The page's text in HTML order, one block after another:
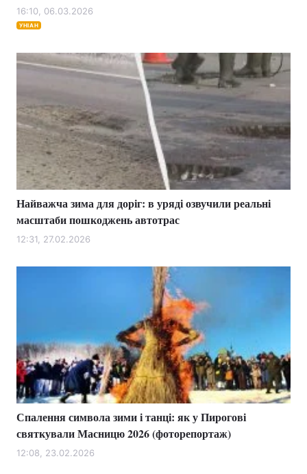
Лонгріди
Відео з Youtube Статті
Думки
Архів Вакансії
Контакти
Послуги
16:10, 06.03.2026
УНІАН
Найважча зима для доріг: в уряді озвучили реальні
масштаби пошкоджень автотрас
12:31, 27.02.2026
Спалення символа зими і танці: як у Пирогові
святкували Масницю 2026 (фоторепортаж)
12:08, 23.02.2026